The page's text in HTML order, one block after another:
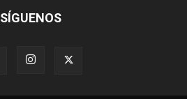
SÍGUENOS